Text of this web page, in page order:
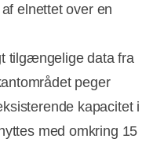
elnettet over en
tilgængelige data fra
peger
kapacitet i
med omkring 15